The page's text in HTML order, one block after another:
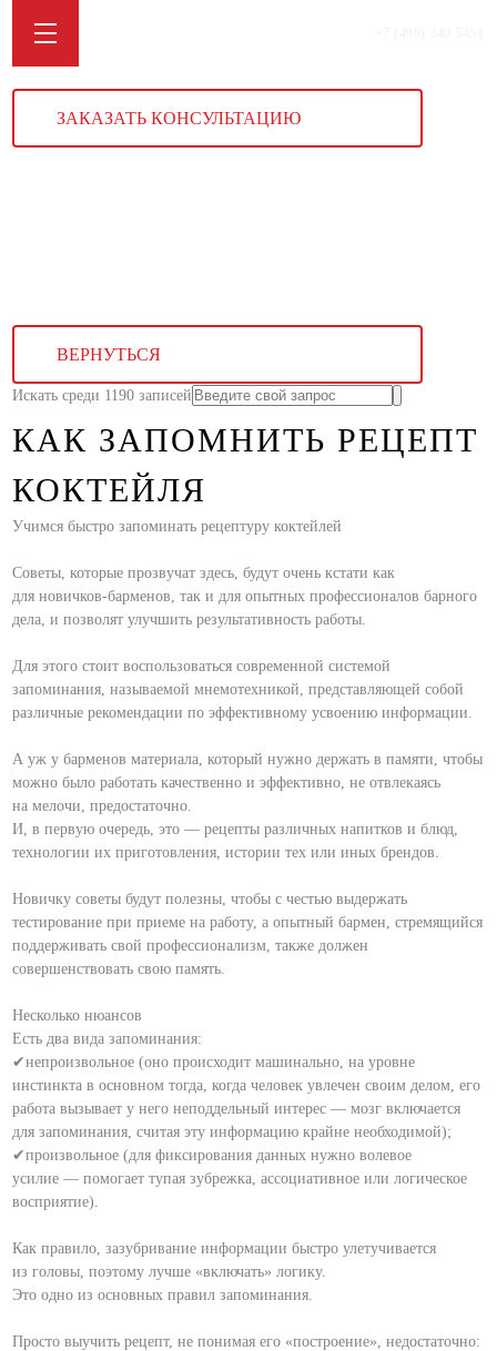
ЗАКАЗАТЬ КОНСУЛЬТАЦИЮ
ВЕРНУТЬСЯ
Искать среди 1190 записей
КАК ЗАПОМНИТЬ РЕЦЕПТ
КОКТЕЙЛЯ
Учимся быстро запоминать рецептуру коктейлей
Советы, которые прозвучат здесь, будут очень кстати как
для новичков-барменов, так и для опытных профессионалов барного
дела, и позволят улучшить результативность работы.
Для этого стоит воспользоваться современной системой
запоминания, называемой мнемотехникой, представляющей собой
различные рекомендации по эффективному усвоению информации.
А уж у барменов материала, который нужно держать в памяти, чтобы
можно было работать качественно и эффективно, не отвлекаясь
на мелочи, предостаточно.
И, в первую очередь, это — рецепты различных напитков и блюд,
технологии их приготовления, истории тех или иных брендов.
Новичку советы будут полезны, чтобы с честью выдержать
тестирование при приеме на работу, а опытный бармен, стремящийся
поддерживать свой профессионализм, также должен
совершенствовать свою память.
Несколько нюансов
Есть два вида запоминания:
✔непроизвольное (оно происходит машинально, на уровне
инстинкта в основном тогда, когда человек увлечен своим делом, его
работа вызывает у него неподдельный интерес — мозг включается
для запоминания, считая эту информацию крайне необходимой);
✔произвольное (для фиксирования данных нужно волевое
усилие — помогает тупая зубрежка, ассоциативное или логическое
восприятие).
Как правило, зазубривание информации быстро улетучивается
из головы, поэтому лучше «включать» логику.
Это одно из основных правил запоминания.
Просто выучить рецепт, не понимая его «построение», недостаточно: